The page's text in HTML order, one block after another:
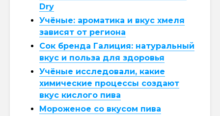
Dry
Учёные: ароматика и вкус хмеля
зависят от региона
Сок бренда Галиция: натуральный
вкус и польза для здоровья
Учёные исследовали, какие
химические процессы создают
вкус кислого пива
Мороженое со вкусом пива